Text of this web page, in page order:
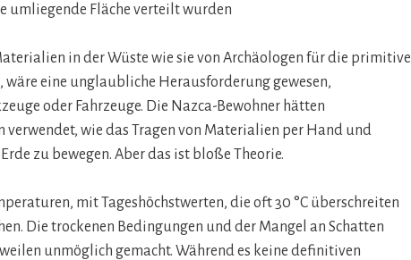
umliegende Fläche verteilt wurden
in der Wüste wie sie von Archäologen für die primitive
eine unglaubliche Herausforderung gewesen,
oder Fahrzeuge. Die Nazca-Bewohner hätten
verwendet, wie das Tragen von Materialien per Hand und
zu bewegen. Aber das ist bloße Theorie.
mit Tageshöchstwerten, die oft 30 °C überschreiten
Die trockenen Bedingungen und der Mangel an Schatten
unmöglich gemacht. Während es keine definitiven